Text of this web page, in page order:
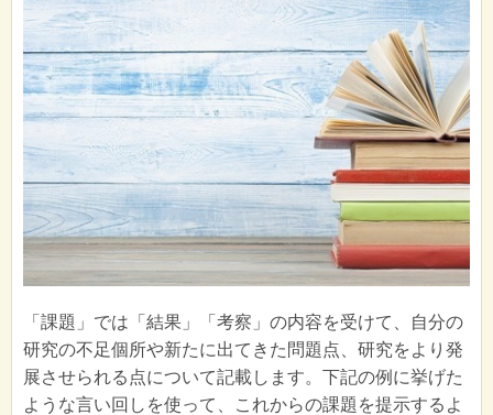
「課題」では「結果」「考察」の内容を受けて、自分の
研究の不足個所や新たに出てきた問題点、研究をより発
展させられる点について記載します。下記の例に挙げた
ような言い回しを使って、これからの課題を提示するよ